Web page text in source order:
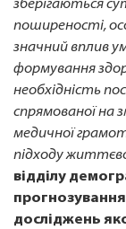
зберігаються
поширеності,
значний вплив
формування
необхідність
спрямованої на
медичної
підходу
відділу
прогнозування
досліджень